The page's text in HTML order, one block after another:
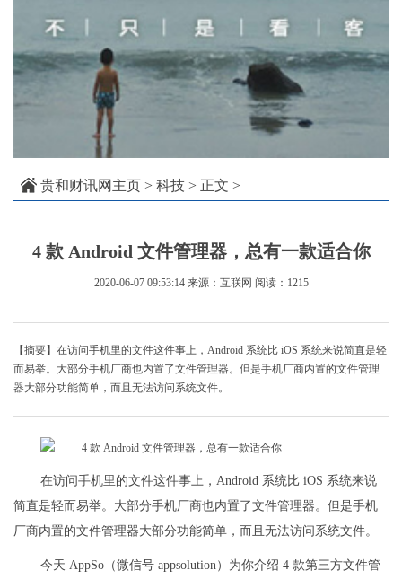
贵和财讯网主页 > 科技 > 正文 >
4 款 Android 文件管理器，总有一款适合你
2020-06-07 09:53:14 来源：互联网 阅读：1215
【摘要】在访问手机里的文件这件事上，Android 系统比 iOS 系统来说简直是轻
而易举。大部分手机厂商也内置了文件管理器。但是手机厂商内置的文件管理
器大部分功能简单，而且无法访问系统文件。
在访问手机里的文件这件事上，Android 系统比 iOS 系统来说
简直是轻而易举。大部分手机厂商也内置了文件管理器。但是手机
厂商内置的文件管理器大部分功能简单，而且无法访问系统文件。
今天 AppSo（微信号 appsolution）为你介绍 4 款第三方文件管